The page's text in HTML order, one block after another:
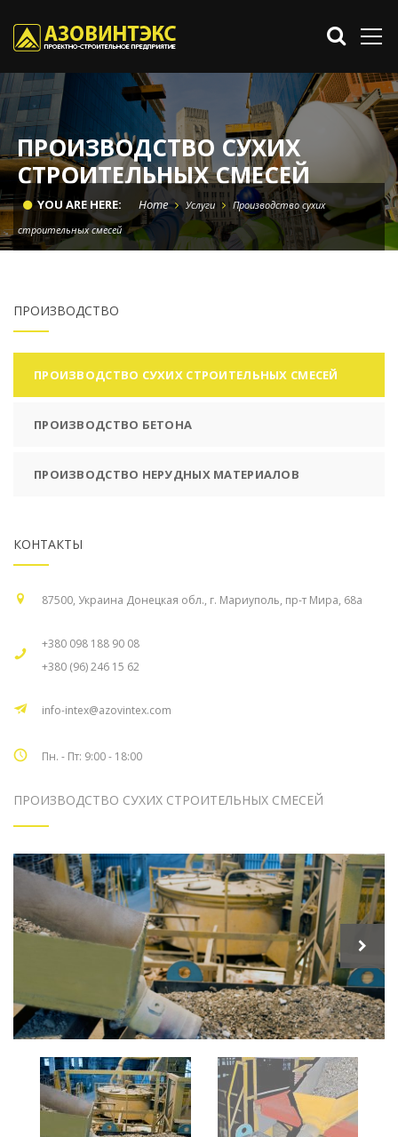
ПРОИЗВОДСТВО СУХИХ
СТРОИТЕЛЬНЫХ СМЕСЕЙ
YOU ARE HERE: Home Услуги
Производство сухих
строительных смесей
ПРОИЗВОДСТВО
ПРОИЗВОДСТВО СУХИХ СТРОИТЕЛЬНЫХ СМЕСЕЙ
ПРОИЗВОДСТВО БЕТОНА
ПРОИЗВОДСТВО НЕРУДНЫХ МАТЕРИАЛОВ
КОНТАКТЫ
87500, Украина Донецкая обл., г. Мариуполь, пр-т Мира, 68а
+380 098 188 90 08
+380 (96) 246 15 62
info-intex@azovintex.com
Пн. - Пт: 9:00 - 18:00
ПРОИЗВОДСТВО СУХИХ СТРОИТЕЛЬНЫХ СМЕСЕЙ